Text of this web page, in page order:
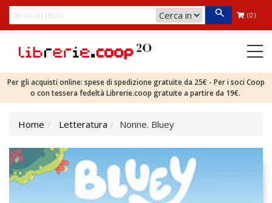
(0)
Per gli acquisti online: spese di spedizione gratuite da 25€ - Per i soci Coop
o con tessera fedeltà Librerie.coop gratuite a partire da 19€.
Home Letteratura Nonne. Bluey